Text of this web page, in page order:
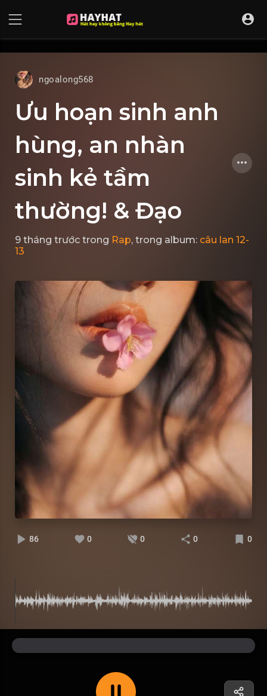
ngoalong568
Ưu hoạn sinh anh
hùng, an nhàn
sinh kẻ tầm
thường! & Đạo
9 tháng trước trong Rap, trong album: câu lan 12-
13
86 0 0 0 0